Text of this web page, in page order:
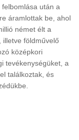
után a
áramlottak be, ahol
német élt a
illetve földművelő
középkori
tevékenységüket, a
találkoztak, és